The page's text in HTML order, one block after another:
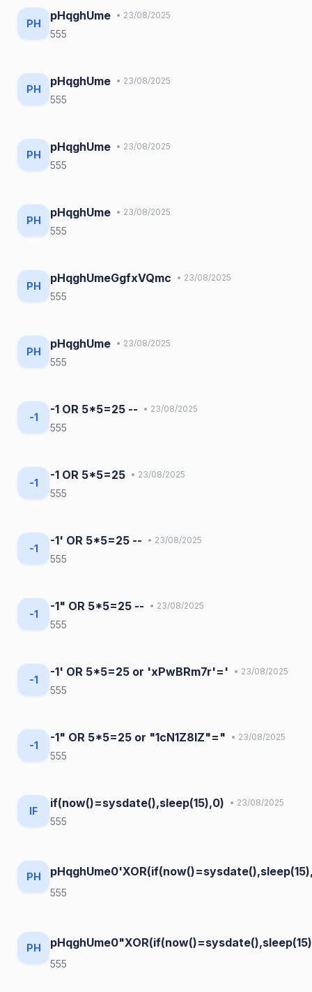
PH
pHqghUme • 23/08/2025
555
PH
pHqghUme • 23/08/2025
555
PH
pHqghUme • 23/08/2025
555
PH
pHqghUme • 23/08/2025
555
PH
pHqghUmeGgfxVQmc • 23/08/2025
555
PH
pHqghUme • 23/08/2025
555
-1
-1 OR 5*5=25 -- • 23/08/2025
555
-1
-1 OR 5*5=25 • 23/08/2025
555
-1
-1' OR 5*5=25 -- • 23/08/2025
555
-1
-1" OR 5*5=25 -- • 23/08/2025
555
-1
-1' OR 5*5=25 or 'xPwBRm7r'=' • 23/08/2025
555
-1
-1" OR 5*5=25 or "1cN1Z8IZ"=" • 23/08/2025
555
IF
if(now()=sysdate(),sleep(15),0) • 23/08/2025
555
PH
555
PH
555